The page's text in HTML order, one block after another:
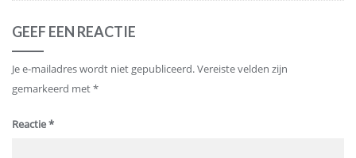
GEEF EEN REACTIE
Je e-mailadres wordt niet gepubliceerd.Vereiste velden zijn
gemarkeerd met*
Reactie*